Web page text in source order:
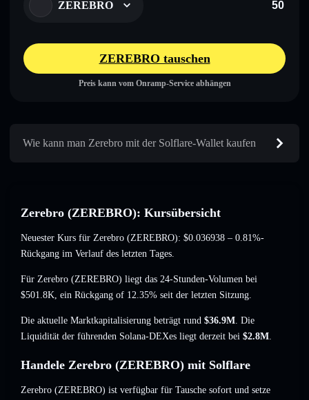
ZEREBRO
ZEREBRO tauschen
Preis kann vom Onramp-Service abhängen
Wie kann man Zerebro mit der Solflare-Wallet kaufen
Zerebro (ZEREBRO): Kursübersicht
Neuester Kurs für Zerebro (ZEREBRO): $0.036938 – 0.81%-
Rückgang im Verlauf des letzten Tages.
Für Zerebro (ZEREBRO) liegt das 24-Stunden-Volumen bei
$501.8K, ein Rückgang of 12.35% seit der letzten Sitzung.
Die aktuelle Marktkapitalisierung beträgt rund $36.9M. Die
Liquidität der führenden Solana-DEXes liegt derzeit bei $2.8M.
Handele Zerebro (ZEREBRO) mit Solflare
Zerebro (ZEREBRO) ist verfügbar für Tausche sofort und setze